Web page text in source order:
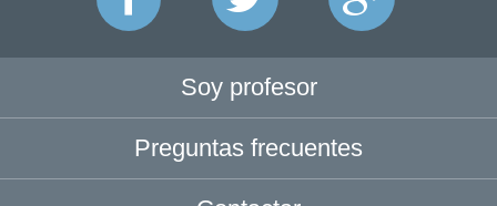
Soy profesor
Preguntas frecuentes